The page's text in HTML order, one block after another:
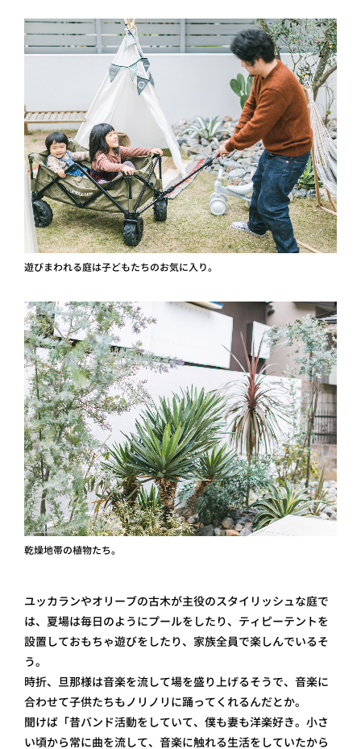
遊びまわれる庭は子どもたちのお気に入り。
乾燥地帯の植物たち。
ユッカランやオリーブの古木が主役のスタイリッシュな庭で
は、夏場は毎日のようにプールをしたり、ティピーテントを
設置しておもちゃ遊びをしたり、家族全員で楽しんでいるそ
う。
時折、旦那様は音楽を流して場を盛り上げるそうで、音楽に
合わせて子供たちもノリノリに踊ってくれるんだとか。
聞けば「昔バンド活動をしていて、僕も妻も洋楽好き。小さ
い頃から常に曲を流して、音楽に触れる生活をしていたから